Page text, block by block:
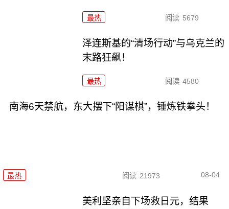
最热 阅读 5679
泽连斯基的“清场行动”与乌克兰的
末路狂飙！
最热 阅读 4580
南海6天禁航，东大摆下“阳谋棋”，锤炼铁拳头！
最热 阅读 21973 08-04
美利坚亲自下场救日元，结果